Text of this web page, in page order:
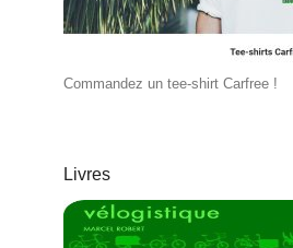
Commandez un tee-shirt Carfree !
Livres